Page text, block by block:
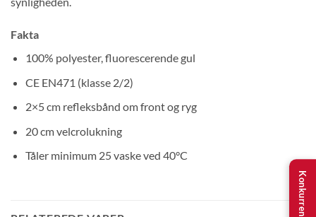
Fakta
100% polyester, fluorescerende gul
CE EN471 (klasse 2/2)
2×5 cm refleksbånd om front og ryg
20 cm velcrolukning
Tåler minimum 25 vaske ved 40°C
Konkurrence